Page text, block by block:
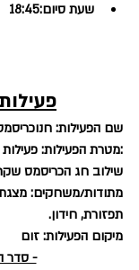
שעת סיום:18:45
שם הפעילות:
:מטרת הפעילות:
שילוב חג הכריסמס
מתודות/משחקים: מצגת-
תפזורת, חידון.
מיקום הפעילות: זום
- סדר